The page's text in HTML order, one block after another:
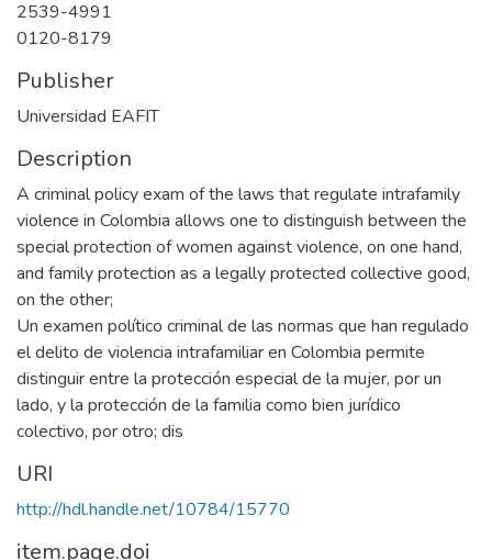
2539-4991
0120-8179
Publisher
Universidad EAFIT
Description
A criminal policy exam of the laws that regulate intrafamily
violence in Colombia allows one to distinguish between the
special protection of women against violence, on one hand,
and family protection as a legally protected collective good,
on the other;
Un examen político criminal de las normas que han regulado
el delito de violencia intrafamiliar en Colombia permite
distinguir entre la protección especial de la mujer, por un
lado, y la protección de la familia como bien jurídico
colectivo, por otro; dis
URI
http://hdl.handle.net/10784/15770
item.page.doi